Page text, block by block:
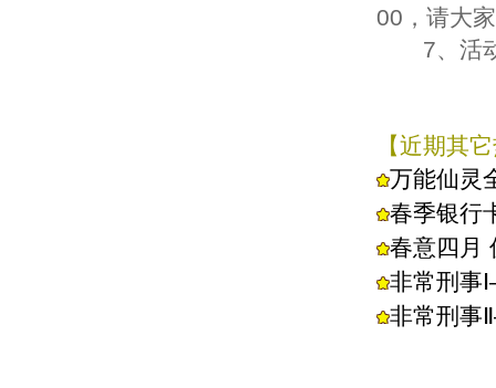
00，请大
7、活动
【近期其
万能仙灵
春季银行
春意四月
非常刑事
非常刑事